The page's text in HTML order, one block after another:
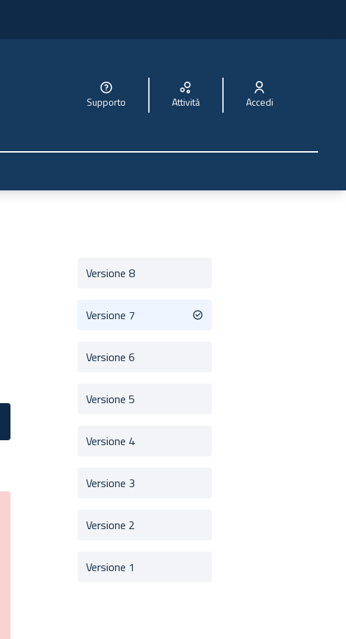
Supporto Attività Accedi
Versione 8
Versione 7
Versione 6
Versione 5
Versione 4
Versione 3
Versione 2
Versione 1